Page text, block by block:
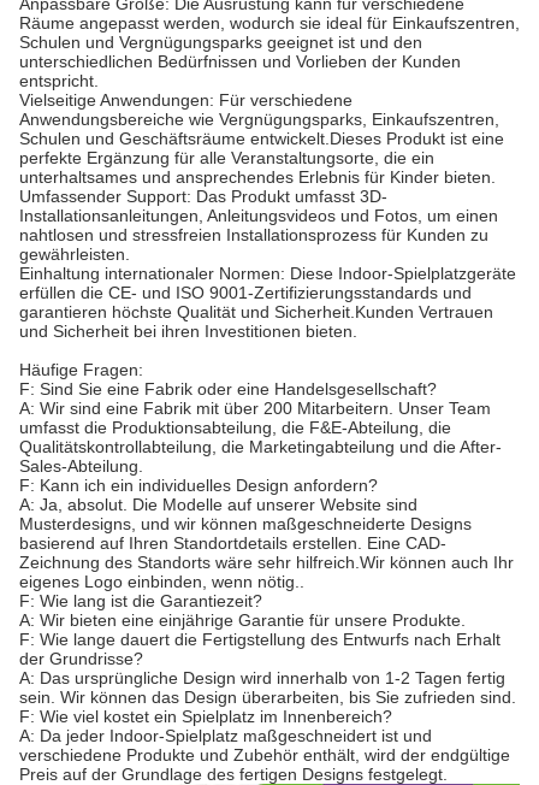
Räume angepasst werden, wodurch sie ideal für Einkaufszentren,
Schulen und Vergnügungsparks geeignet ist und den
unterschiedlichen Bedürfnissen und Vorlieben der Kunden
entspricht.
Vielseitige Anwendungen: Für verschiedene
Anwendungsbereiche wie Vergnügungsparks, Einkaufszentren,
Schulen und Geschäftsräume entwickelt.Dieses Produkt ist eine
perfekte Ergänzung für alle Veranstaltungsorte, die ein
unterhaltsames und ansprechendes Erlebnis für Kinder bieten.
Umfassender Support: Das Produkt umfasst 3D-
Installationsanleitungen, Anleitungsvideos und Fotos, um einen
nahtlosen und stressfreien Installationsprozess für Kunden zu
gewährleisten.
Einhaltung internationaler Normen: Diese Indoor-Spielplatzgeräte
erfüllen die CE- und ISO 9001-Zertifizierungsstandards und
garantieren höchste Qualität und Sicherheit.Kunden Vertrauen
und Sicherheit bei ihren Investitionen bieten.
Häufige Fragen:
F: Sind Sie eine Fabrik oder eine Handelsgesellschaft?
A: Wir sind eine Fabrik mit über 200 Mitarbeitern. Unser Team
umfasst die Produktionsabteilung, die F&E-Abteilung, die
Qualitätskontrollabteilung, die Marketingabteilung und die After-
Sales-Abteilung.
F: Kann ich ein individuelles Design anfordern?
A: Ja, absolut. Die Modelle auf unserer Website sind
Musterdesigns, und wir können maßgeschneiderte Designs
basierend auf Ihren Standortdetails erstellen. Eine CAD-
Zeichnung des Standorts wäre sehr hilfreich.Wir können auch Ihr
eigenes Logo einbinden, wenn nötig..
F: Wie lang ist die Garantiezeit?
A: Wir bieten eine einjährige Garantie für unsere Produkte.
F: Wie lange dauert die Fertigstellung des Entwurfs nach Erhalt
der Grundrisse?
A: Das ursprüngliche Design wird innerhalb von 1-2 Tagen fertig
sein. Wir können das Design überarbeiten, bis Sie zufrieden sind.
F: Wie viel kostet ein Spielplatz im Innenbereich?
A: Da jeder Indoor-Spielplatz maßgeschneidert ist und
verschiedene Produkte und Zubehör enthält, wird der endgültige
Preis auf der Grundlage des fertigen Designs festgelegt.